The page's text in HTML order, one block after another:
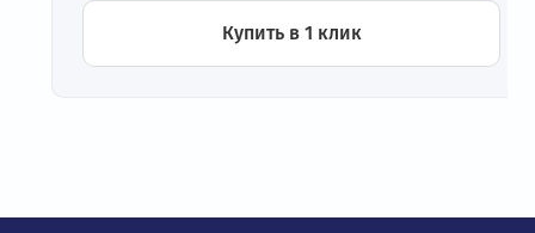
Купить в 1 клик